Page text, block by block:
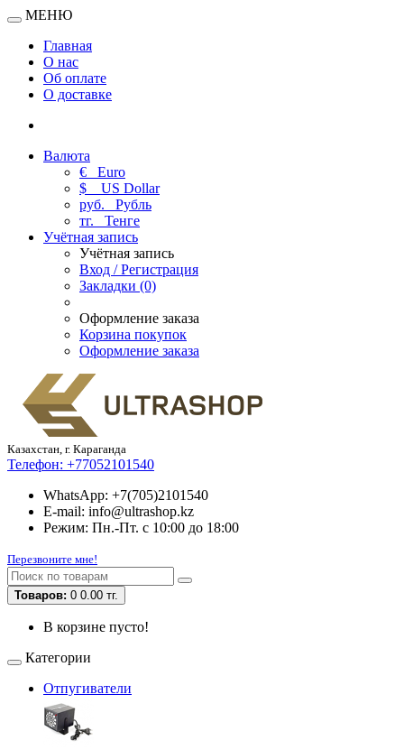
МЕНЮ
Главная
О нас
Об оплате
О доставке
Валюта
€ Euro
$
US Dollar
руб. Рубль
тг. Тенге
Учётная запись
Учётная запись
Вход / Регистрация
Закладки (0)
Оформление заказа
Корзина покупок
Оформление заказа
Казахстан, г. Караганда
Телефон: +77052101540
WhatsApp: +7(705)2101540
E-mail: info@ultrashop.kz
Режим: Пн.-Пт. с 10:00 до 18:00
Перезвоните мне!
Товаров: 0 0.00 тг.
В корзине пусто!
Категории
Отпугиватели